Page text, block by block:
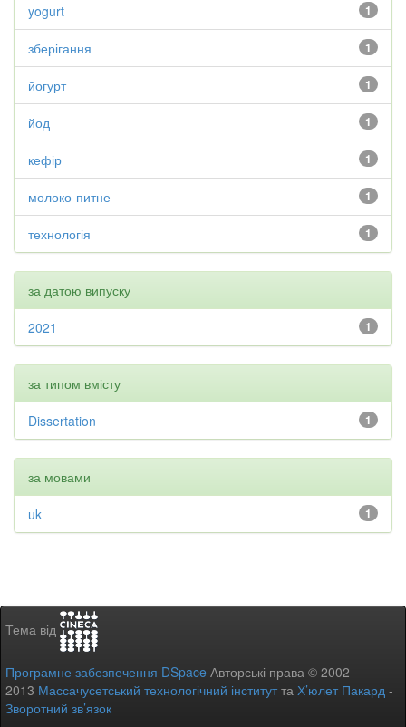
1
yogurt
1
зберігання
1
йогурт
1
йод
1
кефір
1
молоко-питне
1
технологія
за датою випуску
1
2021
за типом вмісту
1
Dissertation
за мовами
1
uk
Тема від
Програмне забезпечення DSpace Авторські права © 2002-
2013 Массачусетський технологічний інститутта Х’юлет Пакард -
Зворотний зв’язок